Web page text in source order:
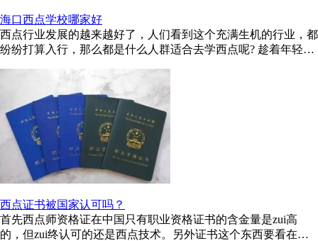
海口西点学校哪家好
西点行业发展的越来越好了，人们看到这个充满生机的行业，都
纷纷打算入行，那么都是什么人群适合去学西点呢? 趁着年轻，
西点证书被国家认可吗？
首先西点师资格证在中国只有职业资格证书的含金量是zui高
的，但zui终认可的还是西点技术。另外证书这个东西要看在哪